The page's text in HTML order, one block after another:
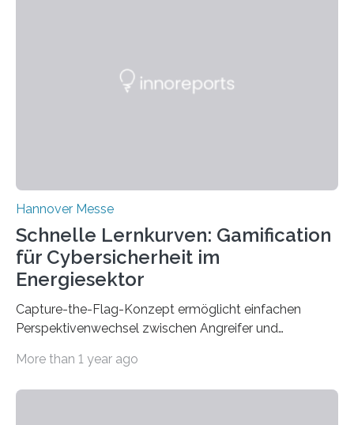
they will present their project and participation
Hannover Messe
Schnelle Lernkurven: Gamification
für Cybersicherheit im
Energiesektor
Capture-the-Flag-Konzept ermöglicht einfachen
Perspektivenwechsel zwischen Angreifer und
praxisnaher Hardware mit integrierten IT/OT-Systemen
More than 1 year ago